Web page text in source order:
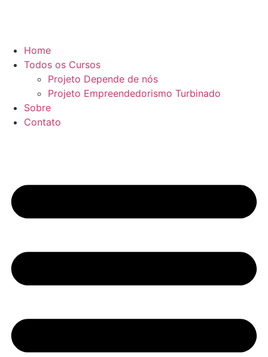
Home
Todos os Cursos
Projeto Depende de nós
Projeto Empreendedorismo Turbinado
Sobre
Contato